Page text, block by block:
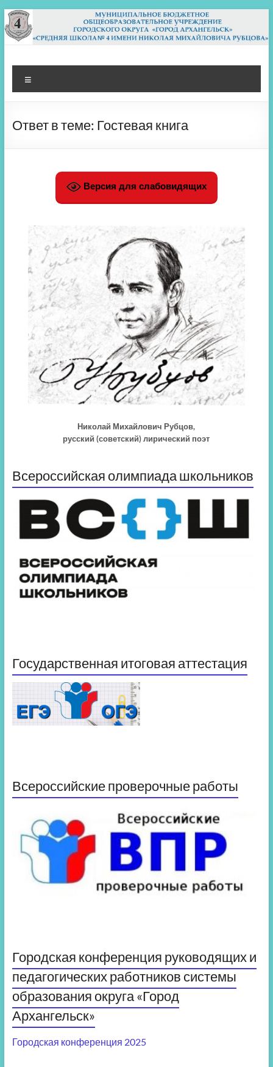
Перейти
к
содержимому
МБОУ СШ 4
Архангельск
Ответ в теме: Гостевая книга
Версия для слабовидящих
Николай Михайлович Рубцов,
русский (советский) лирический поэт
Всероссийская олимпиада школьников
Государственная итоговая аттестация
Всероссийские проверочные работы
Городская конференция руководящих и
педагогических работников системы
образования округа «Город
Архангельск»
Городская конференция 2025